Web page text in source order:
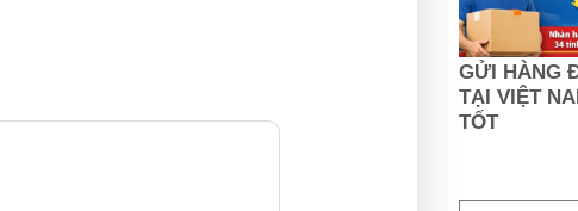
GỬI HÀNG
TẠI VIỆT
TỐT